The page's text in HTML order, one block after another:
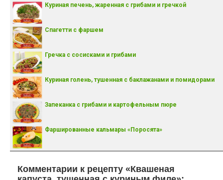
Куриная печень, жаренная с грибами и гречкой
Спагетти с фаршем
Гречка с сосисками и грибами
Куриная голень, тушенная с баклажанами и помидорами
Запеканка с грибами и картофельным пюре
Фаршированные кальмары «Поросята»
Комментарии к рецепту «Квашеная